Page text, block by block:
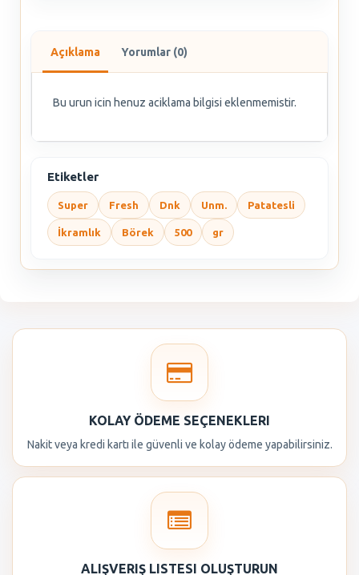
Açıklama Yorumlar (0)
Bu urun icin henuz aciklama bilgisi eklenmemistir.
Etiketler
Super Fresh Dnk Unm. Patatesli
İkramlık Börek 500 gr
KOLAY ÖDEME SEÇENEKLERI
Nakit veya kredi kartı ile güvenli ve kolay ödeme yapabilirsiniz.
ALIŞVERIŞ LISTESI OLUŞTURUN